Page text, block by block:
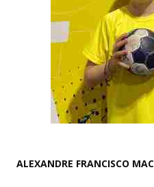
ALEXANDRE FRANCISCO